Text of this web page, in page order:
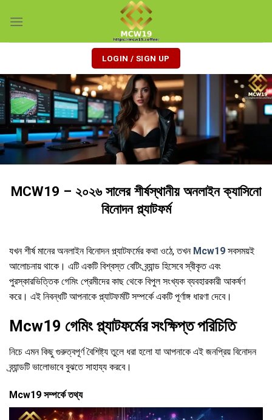
LOGIN / SIGN UP
MCW19 – ২০২৬ সালের শীর্ষস্থানীয় অনলাইন ক্যাসিনো
বিনোদন প্ল্যাটফর্ম
যখন শীর্ষ মানের অনলাইন বিনোদন প্ল্যাটফর্মের কথা ওঠে, তখন Mcw19 সবসময়ই
আলোচনায় থাকে। এটি একটি বিশ্বস্ত বেটিং ব্র্যান্ড হিসেবে স্বীকৃত এবং
পুরস্কারভিত্তিক গেমিং প্রেমীদের কাছ থেকে বিপুল সংখ্যক ব্যবহারকারী আকর্ষণ
করে। এই নিবন্ধটি আপনাকে প্ল্যাটফর্মটি সম্পর্কে একটি পূর্ণাঙ্গ ধারণা দেবে।
Mcw19 গেমিং প্ল্যাটফর্মের সংক্ষিপ্ত পরিচিতি
নিচে এমন কিছু গুরুত্বপূর্ণ বৈশিষ্ট্য তুলে ধরা হলো যা আপনাকে এই জনপ্রিয় বিনোদন
ব্র্যান্ডটি ভালোভাবে বুঝতে সাহায্য করবে।
Mcw19 সম্পর্কে তথ্য